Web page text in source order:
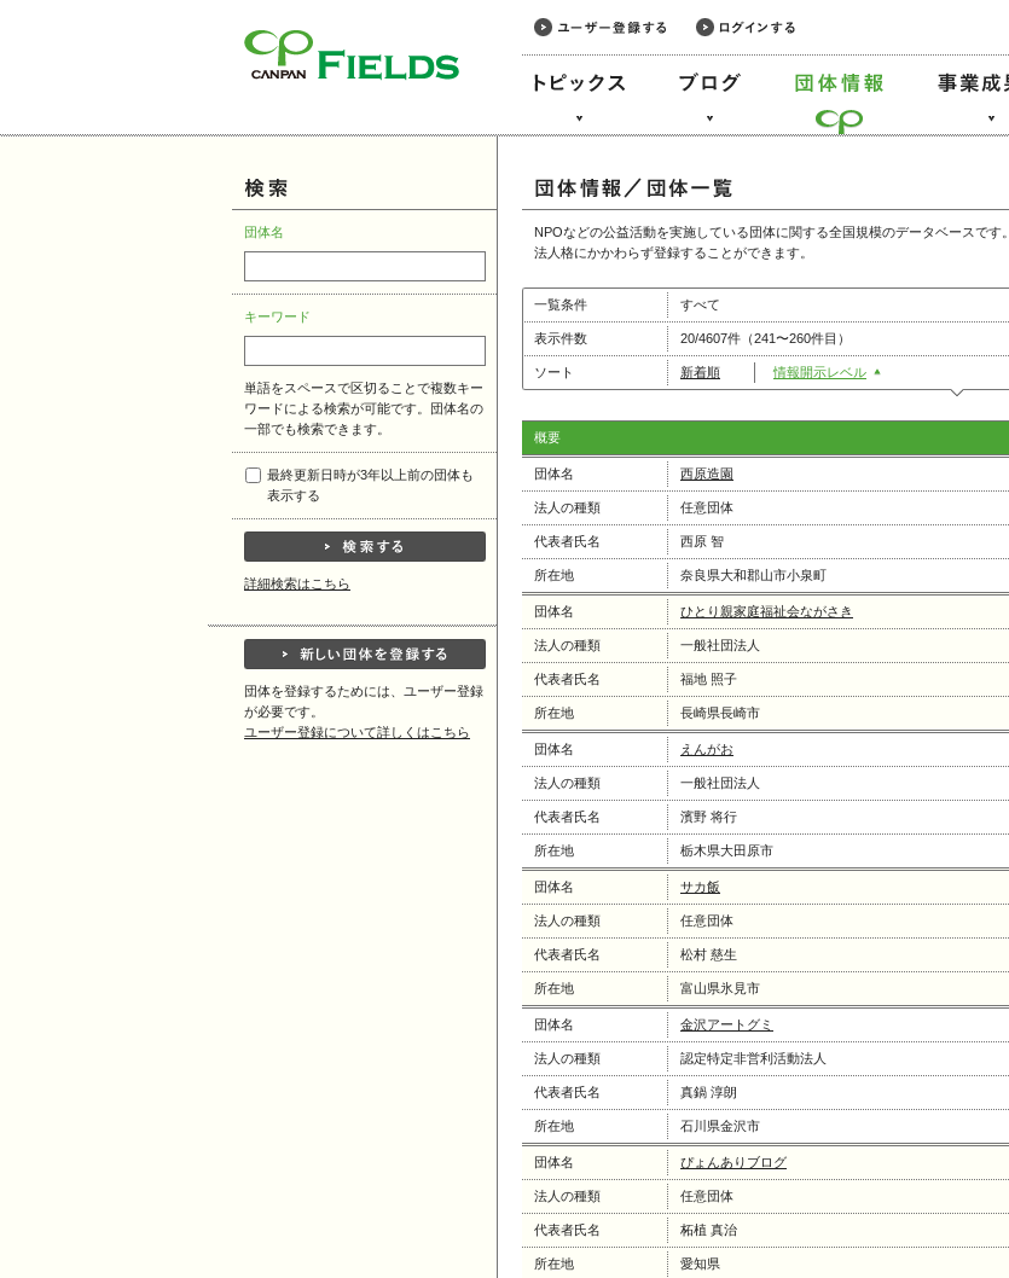
団体名
キーワード
単語をスペースで区切ることで複数キー
ワードによる検索が可能です。団体名の
一部でも検索できます。
最終更新日時が3年以上前の団体も
表示する
詳細検索はこちら
団体を登録するためには、ユーザー登録
が必要です。
ユーザー登録について詳しくはこちら
NPOなどの公益活動を実施している団体に関する全国規模のデータベースです。
法人格にかかわらず登録することができます。
一覧条件 すべて
表示件数 20/4607件（241〜260件目）
ソート 新着順 情報開示レベル
概要
団体名 西原造園
法人の種類 任意団体
代表者氏名 西原 智
所在地 奈良県大和郡山市小泉町
団体名 ひとり親家庭福祉会ながさき
法人の種類 一般社団法人
代表者氏名 福地 照子
所在地 長崎県長崎市
団体名 えんがお
法人の種類 一般社団法人
代表者氏名 濱野 将行
所在地 栃木県大田原市
団体名 サカ飯
法人の種類 任意団体
代表者氏名 松村 慈生
所在地 富山県氷見市
団体名 金沢アートグミ
法人の種類 認定特定非営利活動法人
代表者氏名 真鍋 淳朗
所在地 石川県金沢市
団体名 ぴょんありブログ
法人の種類 任意団体
代表者氏名 柘植 真治
所在地 愛知県